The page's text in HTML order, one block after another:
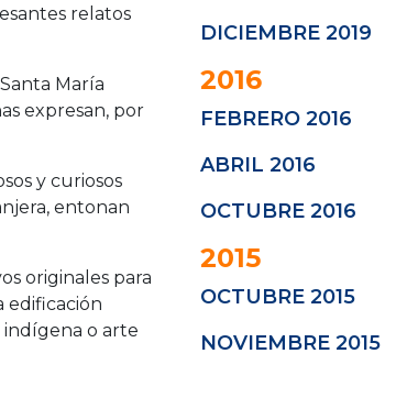
relatos
María
expresan, por
y curiosos
entonan
originales para
edificación
indígena o arte
DICIEMBRE 2019
2016
FEBRERO 2016
ABRIL 2016
OCTUBRE 2016
2015
OCTUBRE 2015
NOVIEMBRE 2015